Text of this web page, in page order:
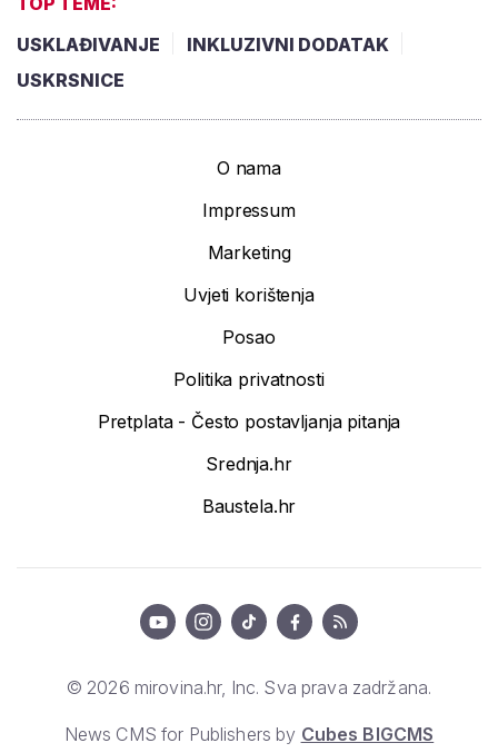
USKLAĐIVANJE
INKLUZIVNI DODATAK
USKRSNICE
O nama
Impressum
Marketing
Uvjeti korištenja
Posao
Politika privatnosti
Pretplata - Često postavljanja pitanja
Srednja.hr
Baustela.hr
© 2026 mirovina.hr, Inc. Sva prava zadržana.
News CMS for Publishers by Cubes BIGCMS